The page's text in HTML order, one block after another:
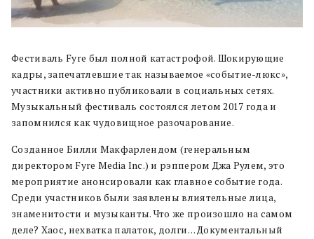
Фестиваль Fyre был полной катастрофой. Шокирующие
кадры, запечатлевшие так называемое «событие-люкс»,
участники активно публиковали в социальных сетях.
Музыкальный фестиваль состоялся летом 2017 года и
запомнился как чудовищное разочарование.
Созданное Билли Макфарлендом (генеральным
директором Fyre Media Inc.) и рэппером Джа Рулем, это
мероприятие анонсировали как главное событие года.
Среди участников были заявлены влиятельные лица,
знаменитости и музыканты. Что же произошло на самом
деле? Хаос, нехватка палаток, долги… Документальный